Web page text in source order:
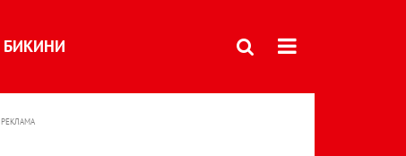
БИКИНИ
РЕКЛАМА